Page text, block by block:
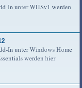
In unter WHSv1 werden
In unter Windows Home
werden hier